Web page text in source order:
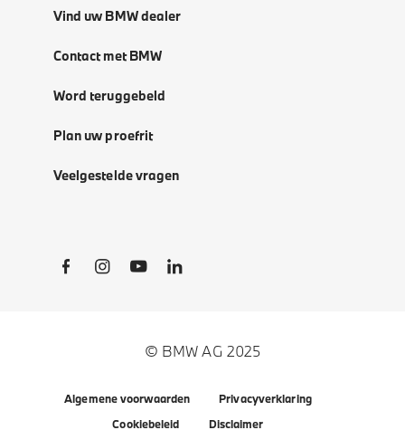
Vind uw BMW dealer
Contact met BMW
Word teruggebeld
Plan uw proefrit
Veelgestelde vragen
Social Links
© BMW AG 2025
Algemene voorwaarden
Privacyverklaring
Cookiebeleid
Disclaimer